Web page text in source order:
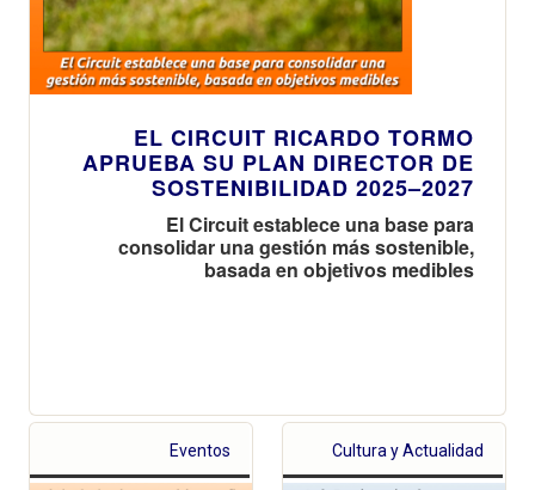
EL CIRCUIT RICARDO TORMO
APRUEBA SU PLAN DIRECTOR DE
SOSTENIBILIDAD 2025–2027
El Circuit establece una base para
consolidar una gestión más sostenible,
basada en objetivos medibles
Eventos Cultura y Actualidad